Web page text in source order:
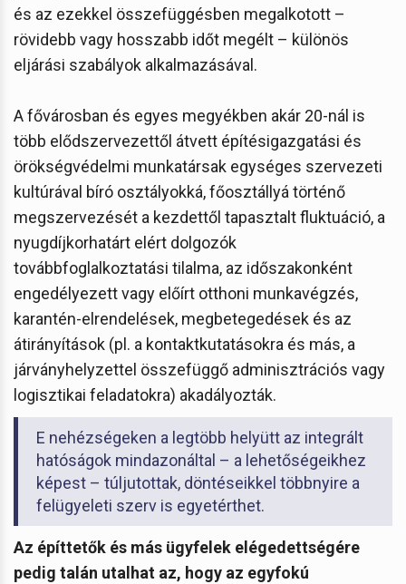
és az ezekkel összefüggésben megalkotott –
rövidebb vagy hosszabb időt megélt – különös
eljárási szabályok alkalmazásával.
A fővárosban és egyes megyékben akár 20-nál is
több elődszervezettől átvett építésigazgatási és
örökségvédelmi munkatársak egységes szervezeti
kultúrával bíró osztályokká, főosztállyá történő
megszervezését a kezdettől tapasztalt fluktuáció, a
nyugdíjkorhatárt elért dolgozók
továbbfoglalkoztatási tilalma, az időszakonként
engedélyezett vagy előírt otthoni munkavégzés,
karantén-elrendelések, megbetegedések és az
átirányítások (pl. a kontaktkutatásokra és más, a
járványhelyzettel összefüggő adminisztrációs vagy
logisztikai feladatokra) akadályozták.
E nehézségeken a legtöbb helyütt az integrált
hatóságok mindazonáltal – a lehetőségeikhez
képest – túljutottak, döntéseikkel többnyire a
felügyeleti szerv is egyetérthet.
Az építtetők és más ügyfelek elégedettségére
pedig talán utalhat az, hogy az egyfokú